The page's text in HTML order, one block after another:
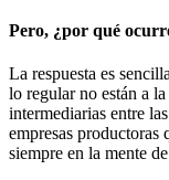
Pero, ¿por qué
La respuesta es
lo regular no están a
intermediarias entre
empresas productoras
siempre en la mente